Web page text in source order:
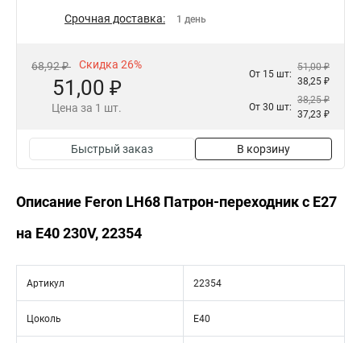
Срочная доставка: 1 день
68,92 ₽ Скидка 26%
51,00 ₽
Цена за 1 шт.
От 15 шт:
51,00 ₽
38,25 ₽
От 30 шт:
38,25 ₽
37,23 ₽
Быстрый заказ В корзину
Описание Feron LH68 Патрон-переходник с E27
на E40 230V, 22354
Артикул 22354
Цоколь E40